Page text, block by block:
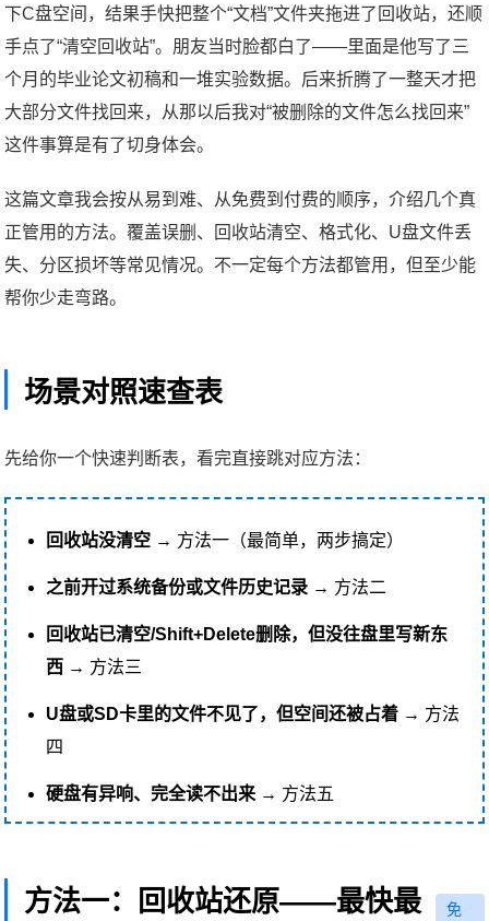
下C盘空间，结果手快把整个“文档”文件夹拖进了回收站，还顺
手点了“清空回收站”。朋友当时脸都白了——里面是他写了三
个月的毕业论文初稿和一堆实验数据。后来折腾了一整天才把
大部分文件找回来，从那以后我对“被删除的文件怎么找回来”
这件事算是有了切身体会。
这篇文章我会按从易到难、从免费到付费的顺序，介绍几个真
正管用的方法。覆盖误删、回收站清空、格式化、U盘文件丢
失、分区损坏等常见情况。不一定每个方法都管用，但至少能
帮你少走弯路。
场景对照速查表
先给你一个快速判断表，看完直接跳对应方法：
回收站没清空 → 方法一（最简单，两步搞定）
之前开过系统备份或文件历史记录 → 方法二
回收站已清空/Shift+Delete删除，但没往盘里写新东
西 → 方法三
U盘或SD卡里的文件不见了，但空间还被占着 → 方法
四
硬盘有异响、完全读不出来 → 方法五
方法一：回收站还原——最快最
免